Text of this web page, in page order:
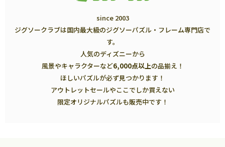
since 2003
ジグソークラブは国内最大級のジグソーパズル・フレーム専門店で
す。
人気のディズニーから
風景やキャラクターなど6,000点以上の品揃え！
ほしいパズルが必ず見つかります！
アウトレットセールやここでしか買えない
限定オリジナルパズルも販売中です！